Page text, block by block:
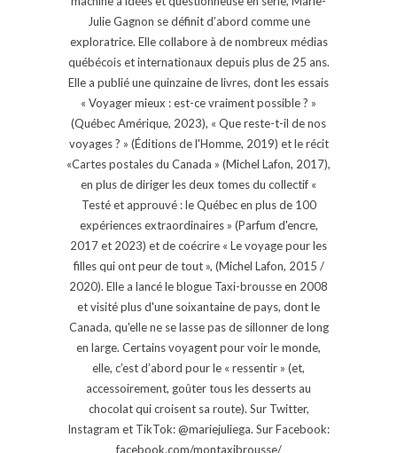
Julie Gagnon se définit d’abord comme une
exploratrice. Elle collabore à de nombreux médias
québécois et internationaux depuis plus de 25 ans.
Elle a publié une quinzaine de livres, dont les essais
« Voyager mieux : est-ce vraiment possible ? »
(Québec Amérique, 2023), « Que reste-t-il de nos
voyages ? » (Éditions de l'Homme, 2019) et le récit
«Cartes postales du Canada » (Michel Lafon, 2017),
en plus de diriger les deux tomes du collectif «
Testé et approuvé : le Québec en plus de 100
expériences extraordinaires » (Parfum d'encre,
2017 et 2023) et de coécrire « Le voyage pour les
filles qui ont peur de tout », (Michel Lafon, 2015 /
2020). Elle a lancé le blogue Taxi-brousse en 2008
et visité plus d'une soixantaine de pays, dont le
Canada, qu'elle ne se lasse pas de sillonner de long
en large. Certains voyagent pour voir le monde,
elle, c’est d’abord pour le « ressentir » (et,
accessoirement, goûter tous les desserts au
chocolat qui croisent sa route). Sur Twitter,
Instagram et TikTok: @mariejuliega. Sur Facebook:
facebook.com/montaxibrousse/